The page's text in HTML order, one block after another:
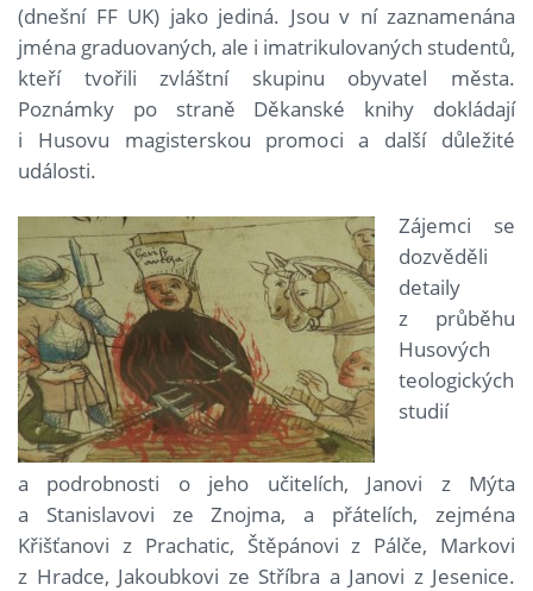
(dnešní FF UK) jako jediná. Jsou v ní zaznamenána
jména graduovaných, ale i imatrikulovaných studentů,
kteří tvořili zvláštní skupinu obyvatel města.
Poznámky po straně Děkanské knihy dokládají
i Husovu magisterskou promoci a další důležité
události.
Zájemci se
dozvěděli
detaily
z průběhu
Husových
teologických
studií
a podrobnosti o jeho učitelích, Janovi z Mýta
a Stanislavovi ze Znojma, a přátelích, zejména
Křišťanovi z Prachatic, Štěpánovi z Pálče, Markovi
z Hradce, Jakoubkovi ze Stříbra a Janovi z Jesenice.